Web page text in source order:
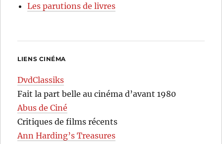
Les parutions de livres
LIENS CINÉMA
DvdClassiks
Fait la part belle au cinéma d’avant 1980
Abus de Ciné
Critiques de films récents
Ann Harding’s Treasures